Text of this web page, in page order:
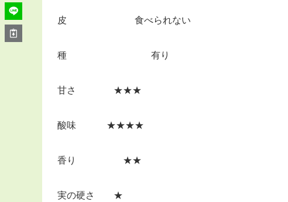
皮 食べられない
種 有り
甘さ ★★★
酸味 ★★★★
香り ★★
実の硬さ ★